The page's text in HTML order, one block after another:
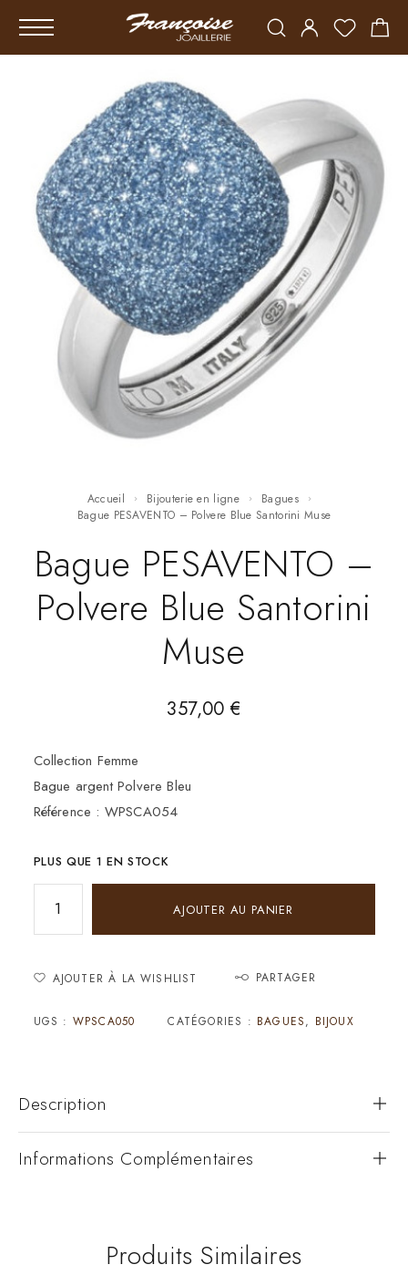
Accueil Bijouterie en ligne
Bagues
Bague PESAVENTO – Polvere Blue Santorini Muse
Bague PESAVENTO –
Polvere Blue Santorini
Muse
357,00€
Collection Femme
Bague argent Polvere Bleu
Référence : WPSCA054
PLUS QUE 1 EN STOCK
AJOUTER AU PANIER
AJOUTER À LA WISHLIST PARTAGER
UGS : WPSCA050 CATÉGORIES : BAGUES, BIJOUX
Description
Informations Complémentaires
Produits Similaires